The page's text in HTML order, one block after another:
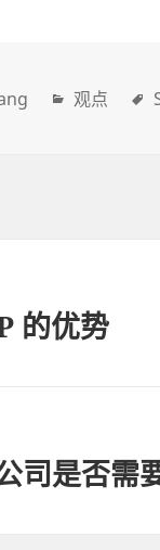
观点
的优势
司是否需